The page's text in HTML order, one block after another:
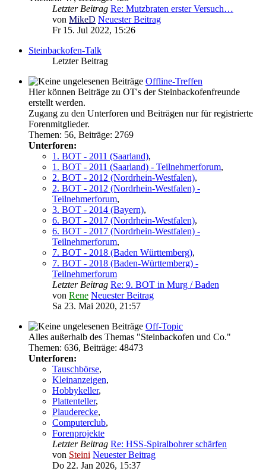
Letzter Beitrag Re: Mutzbraten erster Versuch…
von MikeD Neuester Beitrag
Fr 15. Jul 2022, 15:26
Steinbackofen-Talk
Letzter Beitrag
Offline-Treffen
Hier können Beiträge zu OT's der Steinbackofenfreunde
erstellt werden.
Zugang zu den Unterforen und Beiträgen nur für registrierte
Forenmitglieder.
Themen: 56, Beiträge: 2769
Unterforen:
1. BOT - 2011 (Saarland),
1. BOT - 2011 (Saarland) - Teilnehmerforum,
2. BOT - 2012 (Nordrhein-Westfalen),
2. BOT - 2012 (Nordrhein-Westfalen) -
Teilnehmerforum,
3. BOT - 2014 (Bayern),
6. BOT - 2017 (Nordrhein-Westfalen),
6. BOT - 2017 (Nordrhein-Westfalen) -
Teilnehmerforum,
7. BOT - 2018 (Baden Württemberg),
7. BOT - 2018 (Baden-Württemberg) -
Teilnehmerforum
Letzter Beitrag Re: 9. BOT in Murg / Baden
von Rene Neuester Beitrag
Sa 23. Mai 2020, 21:57
Off-Topic
Alles außerhalb des Themas "Steinbackofen und Co."
Themen: 636, Beiträge: 48473
Unterforen:
Tauschbörse,
Kleinanzeigen,
Hobbykeller,
Plattenteller,
Plauderecke,
Computerclub,
Forenprojekte
Letzter Beitrag Re: HSS-Spiralbohrer schärfen
von Steini Neuester Beitrag
Do 22. Jan 2026, 15:37